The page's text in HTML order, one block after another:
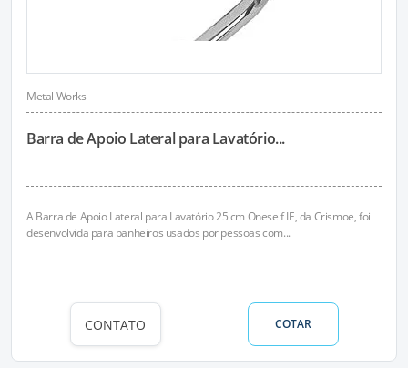
Metal Works
Barra de Apoio Lateral para Lavatório...
A Barra de Apoio Lateral para Lavatório 25 cm Oneself IE, da Crismoe, foi
desenvolvida para banheiros usados por pessoas com...
CONTATO COTAR